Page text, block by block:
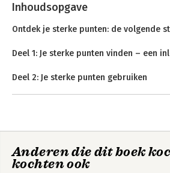
basis van je sterke
punten
Inhoudsopgave
Ontdek je sterke punten: de volgende
Deel 1: Je sterke punten vinden – een
Deel 2: Je sterke punten gebruiken
-Behoedzaam
-Communicatie
Anderen die dit boek
kochten ook